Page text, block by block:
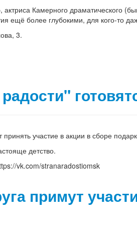
Камерного драматического
ещё более глубокими, для кого-то
3.
участие в акции в сборе
детство.
vk.com/stranaradostiomsk
примут